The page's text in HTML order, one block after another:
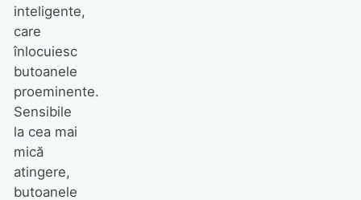
inteligente,
care
înlocuiesc
butoanele
proeminente.
Sensibile
la cea mai
mică
atingere,
butoanele